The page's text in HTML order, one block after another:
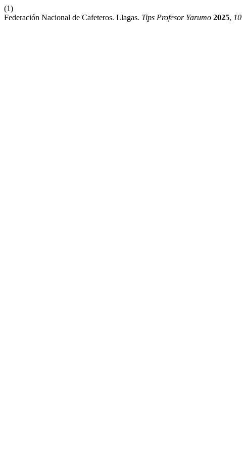
(1)
Federación Nacional de Cafeteros. Llagas. Tips Profesor Yarumo 2025, 10